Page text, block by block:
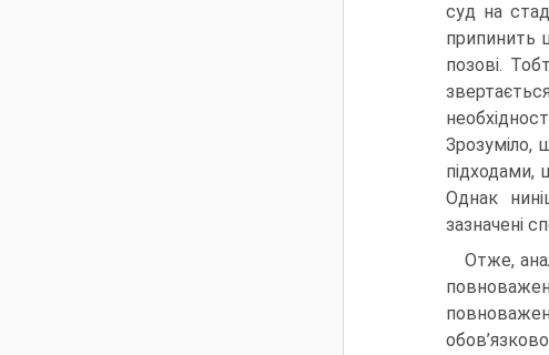
суд на
припинить
позові.
Зрозуміло,
підходами,
Од­нак
зазначені
Отже,